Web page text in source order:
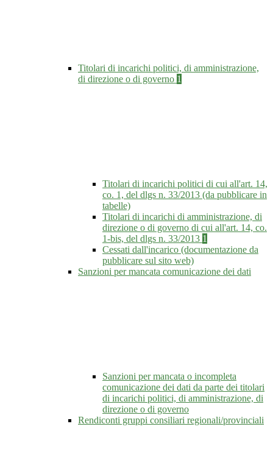
Titolari di incarichi politici, di amministrazione,
di direzione o di governo 1
Titolari di incarichi politici di cui all'art. 14,
co. 1, del dlgs n. 33/2013 (da pubblicare in
tabelle)
Titolari di incarichi di amministrazione, di
direzione o di governo di cui all'art. 14, co.
1-bis, del dlgs n. 33/2013 1
Cessati dall'incarico (documentazione da
pubblicare sul sito web)
Sanzioni per mancata comunicazione dei dati
Sanzioni per mancata o incompleta
comunicazione dei dati da parte dei titolari
di incarichi politici, di amministrazione, di
direzione o di governo
Rendiconti gruppi consiliari regionali/provinciali